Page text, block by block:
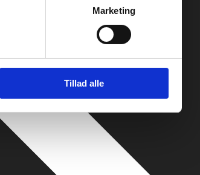
Marketing
Tillad alle